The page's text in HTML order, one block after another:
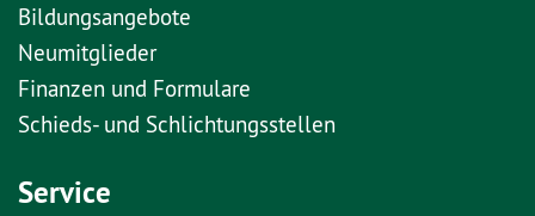
Bildungsangebote
Neumitglieder
Finanzen und Formulare
Schieds- und Schlichtungsstellen
Service